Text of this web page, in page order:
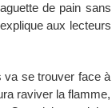
de pain sans
aux lecteurs
va se trouver face à
raviver la flamme,